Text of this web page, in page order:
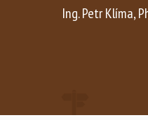
Ing. Petr Klíma,